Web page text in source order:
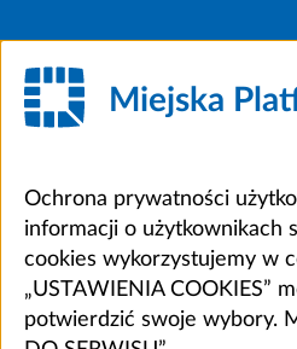
Miejska
Ochrona prywatności
informacji o użytkownikach
cookies wykorzystujemy w
„USTAWIENIA COOKIES”
potwierdzić swoje wybory.